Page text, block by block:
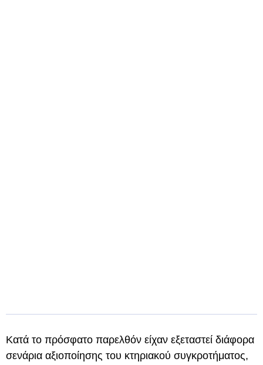
Κατά το πρόσφατο παρελθόν είχαν εξεταστεί διάφορα
σενάρια αξιοποίησης του κτηριακού συγκροτήματος,